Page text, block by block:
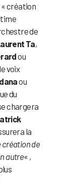
« création
de
Ta,
ou
voix
ou
du
chargera
la
création de
autre« ,